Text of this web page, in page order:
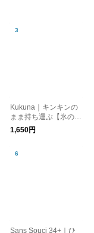
Kukuna｜キンキンの
まま持ち運ぶ【氷の
う】アイスパック保冷
剤 3wayスティックボ
1,650円
Sans Souci 34+｜ひ